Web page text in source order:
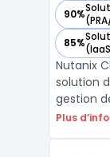
90%
— voir
85%
— voir
Nutanix
solution
gestion
en
Plus